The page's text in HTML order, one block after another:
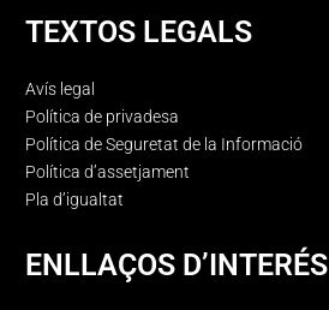
TEXTOS LEGALS
Avís legal
Política de privadesa
Política de Seguretat de la Informació
Política d’assetjament
Pla d’igualtat
ENLLAÇOS D’INTERÉS